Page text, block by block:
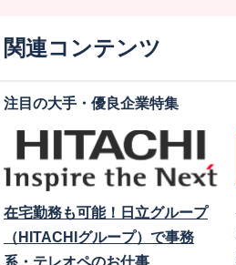
関連コンテンツ
注目の大手・優良企業特集
在宅勤務も可能！日立グループ
（HITACHIグループ）で事務
系・テレオペのお仕事